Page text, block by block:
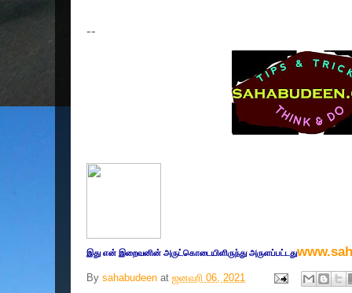
--
இது என் இறைவனின் அருட் கொடையிளிருந்து அருளப்பட்டது
By sahabudeen at ஜனவரி 06, 2021